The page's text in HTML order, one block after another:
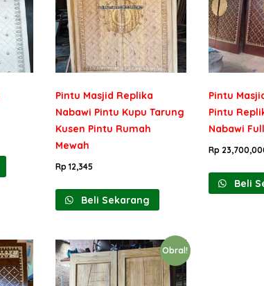
Pintu Masjid Replika
Nabawi Pintu Kupu Tarung
Kusen Pintu Rumah
Mewah
Rp 12,345
Beli Sekarang
Pintu
Pintu
Nabawi
Rp
Beli
Obral!